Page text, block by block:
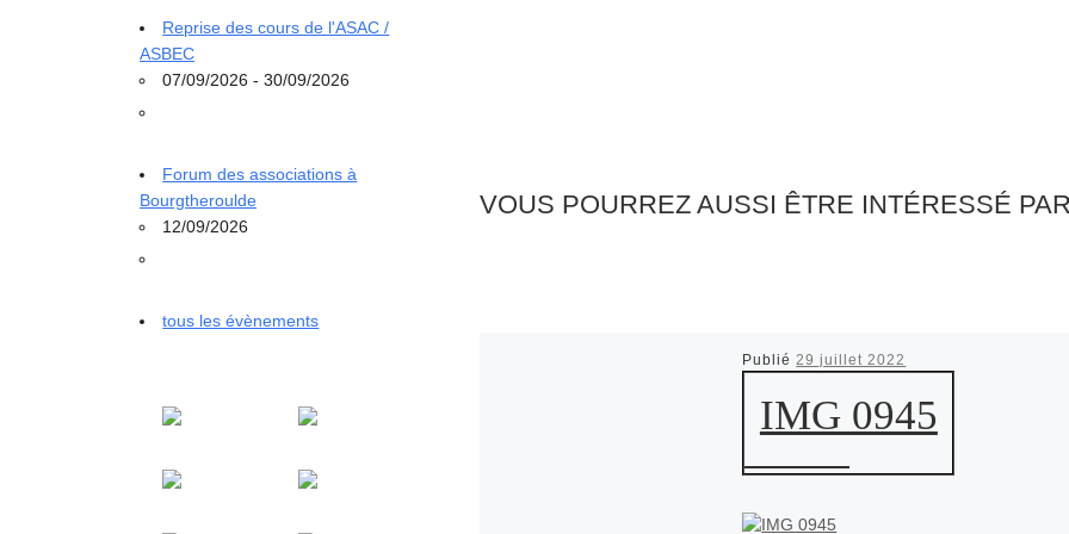
VOUS POURREZ AUSSI ÊTRE INTÉRESSÉ
Publié29 juillet 2022
IMG 0945
Reprise des cours de l'ASAC /
ASBEC
07/09/2026 - 30/09/2026
Forum des associations à
Bourgtheroulde
12/09/2026
tous les évènements